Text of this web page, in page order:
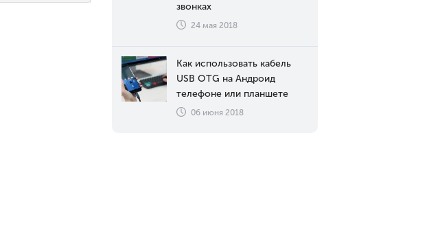
звонках
24 мая 2018
Как использовать кабель
USB OTG на Андроид
телефоне или планшете
06 июня 2018